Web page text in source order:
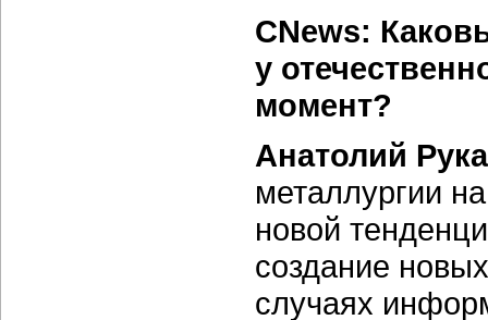
CNews:
у
момент?
Анатолий
металлургии
новой
создание
случаях